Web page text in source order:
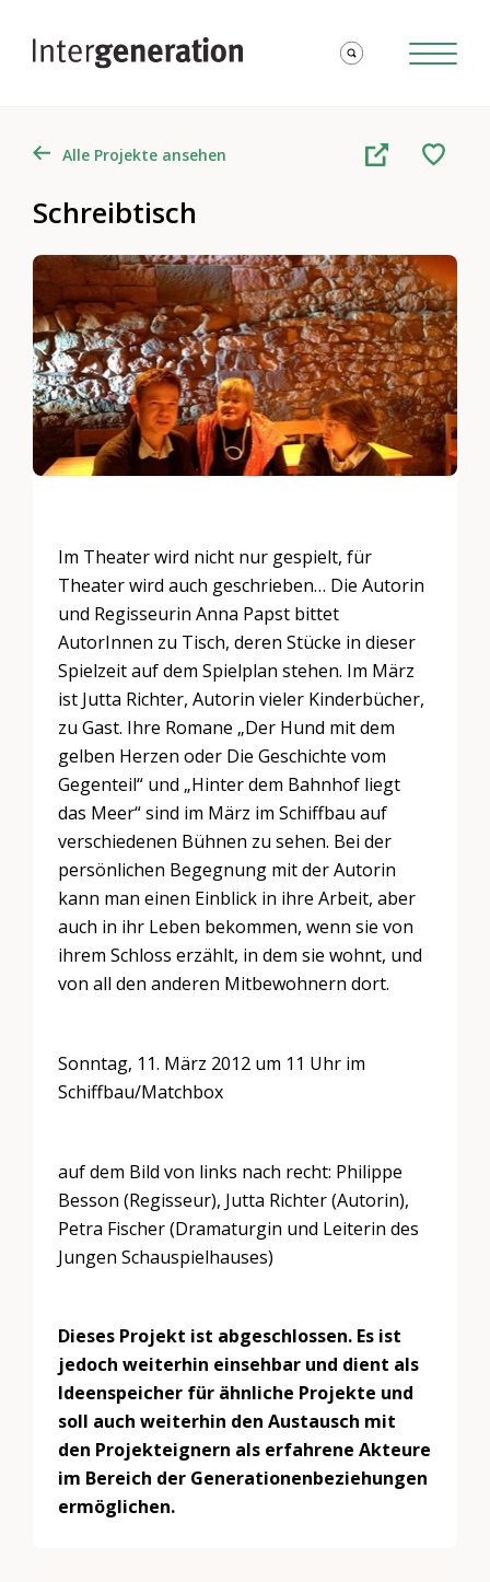
Alle Projekte ansehen
Schreibtisch
Im Theater wird nicht nur gespielt, für
Theater wird auch geschrieben… Die Autorin
und Regisseurin Anna Papst bittet
AutorInnen zu Tisch, deren Stücke in dieser
Spielzeit auf dem Spielplan stehen. Im März
ist Jutta Richter, Autorin vieler Kinderbücher,
zu Gast. Ihre Romane „Der Hund mit dem
gelben Herzen oder Die Geschichte vom
Gegenteil“ und „Hinter dem Bahnhof liegt
das Meer“ sind im März im Schiffbau auf
verschiedenen Bühnen zu sehen. Bei der
persönlichen Begegnung mit der Autorin
kann man einen Einblick in ihre Arbeit, aber
auch in ihr Leben bekommen, wenn sie von
ihrem Schloss erzählt, in dem sie wohnt, und
von all den anderen Mitbewohnern dort.
Sonntag, 11. März 2012 um 11 Uhr im
Schiffbau/Matchbox
auf dem Bild von links nach recht: Philippe
Besson (Regisseur), Jutta Richter (Autorin),
Petra Fischer (Dramaturgin und Leiterin des
Jungen Schauspielhauses)
Dieses Projekt ist abgeschlossen. Es ist
jedoch weiterhin einsehbar und dient als
Ideenspeicher für ähnliche Projekte und
soll auch weiterhin den Austausch mit
den Projekteignern als erfahrene Akteure
im Bereich der Generationenbeziehungen
ermöglichen.